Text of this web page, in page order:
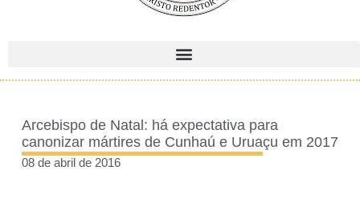
Arcebispo de Natal: há expectativa para
canonizar mártires de Cunhaú e Uruaçu em 2017
08 de abril de 2016